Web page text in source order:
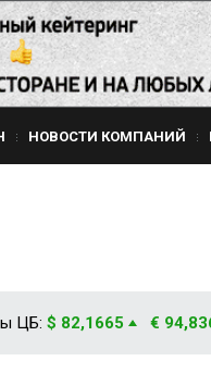
НОВОСТИ КОМПАНИЙ
ЦБ: $ 82,1665 €